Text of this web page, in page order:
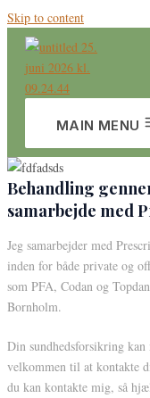
Skip to content
MAIN MENU
Behandling
samarbejde med
Jeg samarbejder med
inden for både private og
som PFA, Codan og
Bornholm.
Din sundhedsforsikring
velkommen til at kontakte
du kan kontakte mig, så